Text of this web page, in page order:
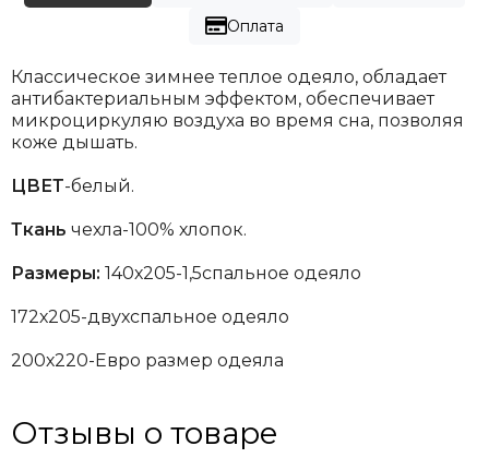
Оплата
Классическое зимнее теплое одеяло, обладает
антибактериальным эффектом, обеспечивает
микроциркуляю воздуха во время сна, позволяя
коже дышать.
ЦВЕТ-белый.
Ткань чехла-100% хлопок.
Размеры: 140х205-1,5спальное одеяло
172х205-двухспальное одеяло
200х220-Евро размер одеяла
Отзывы о товаре